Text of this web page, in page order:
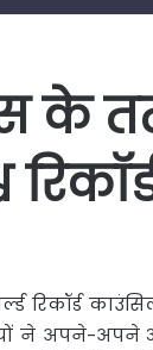
के
ने अपने-